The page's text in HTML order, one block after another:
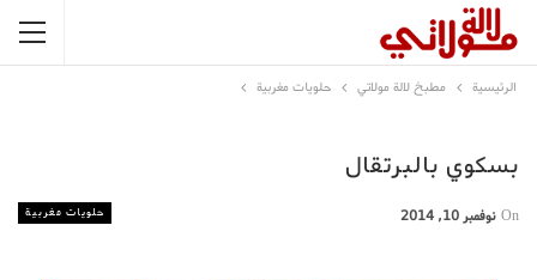
الرئيسية مطبخ لالة مولاتي حلويات مغربية
بسكوي بالبرتقال
حلويات مغربية On نوفمبر 10, 2014